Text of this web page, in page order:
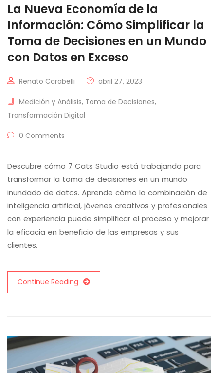
La Nueva Economía de la
Información: Cómo Simplificar la
Toma de Decisiones en un Mundo
con Datos en Exceso
Renato Carabelli abril 27, 2023
Medición y Análisis, Toma de Decisiones,
Transformación Digital
0 Comments
Descubre cómo 7 Cats Studio está trabajando para
transformar la toma de decisiones en un mundo
inundado de datos. Aprende cómo la combinación de
inteligencia artificial, jóvenes creativos y profesionales
con experiencia puede simplificar el proceso y mejorar
la eficacia en beneficio de las empresas y sus
clientes.
Continue Reading